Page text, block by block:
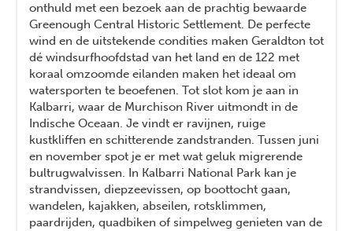
onthuld met een bezoek aan de prachtig bewaarde
Greenough Central Historic Settlement. De perfecte
wind en de uitstekende condities maken Geraldton tot
dé windsurfhoofdstad van het land en de 122 met
koraal omzoomde eilanden maken het ideaal om
watersporten te beoefenen. Tot slot kom je aan in
Kalbarri, waar de Murchison River uitmondt in de
Indische Oceaan. Je vindt er ravijnen, ruige
kustkliffen en schitterende zandstranden. Tussen juni
en november spot je er met wat geluk migrerende
bultrugwalvissen. In Kalbarri National Park kan je
strandvissen, diepzeevissen, op boottocht gaan,
wandelen, kajakken, abseilen, rotsklimmen,
paardrijden, quadbiken of simpelweg genieten van de